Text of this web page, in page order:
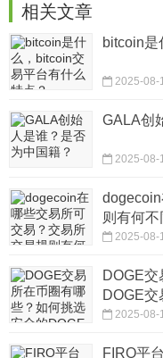
相关文章
bitcoin是
2025-08-
‌GALA创
2025-08-
则有何不
2025-08-
DOGE
DOGE交
2025-08-
‌FIRO平